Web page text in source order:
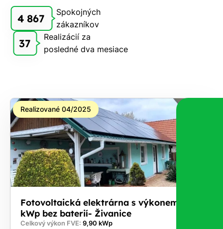
4 867
Spokojných
zákazníkov
37
Realizácií za
posledné dva mesiace
Realizované 04/2025
Fotovoltaická elektrárna s výkonem 9,9
kWp bez baterií- Živanice
Celkový výkon FVE: 9,90 kWp